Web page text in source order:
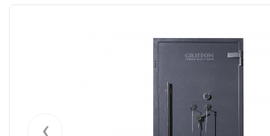
‹